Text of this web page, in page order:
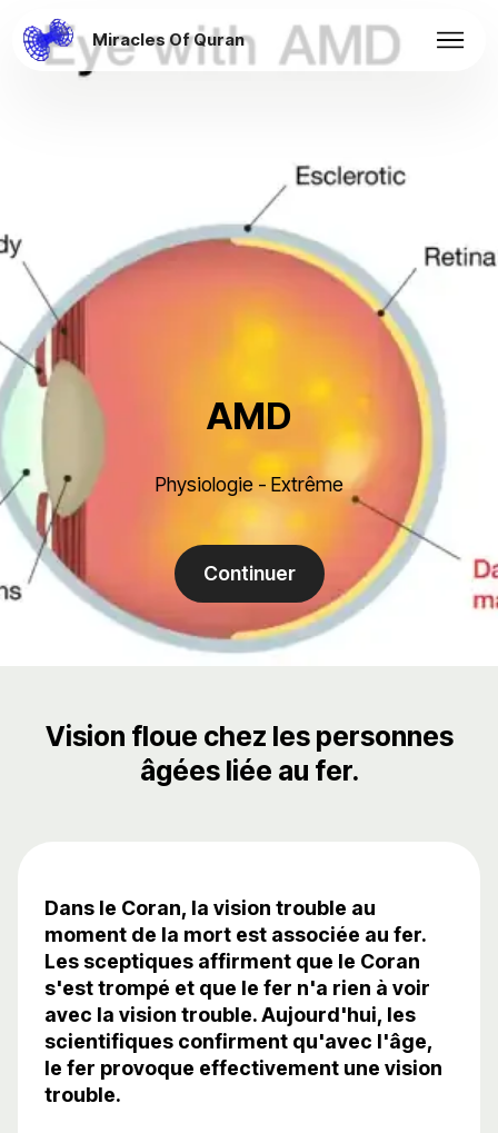
Miracles Of Quran
AMD
Physiologie - Extrême
Continuer
Vision floue chez les personnes
âgées liée au fer.
Dans le Coran, la vision trouble au
moment de la mort est associée au fer.
Les sceptiques affirment que le Coran
s'est trompé et que le fer n'a rien à voir
avec la vision trouble. Aujourd'hui, les
scientifiques confirment qu'avec l'âge,
le fer provoque effectivement une vision
trouble.